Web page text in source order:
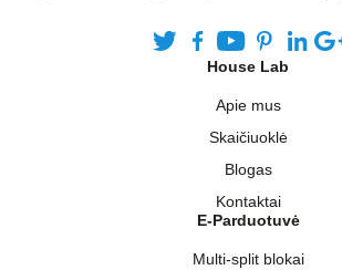
House Lab
Apie mus
Skaičiuoklė
Blogas
Kontaktai
E-Parduotuvė
Multi-split blokai